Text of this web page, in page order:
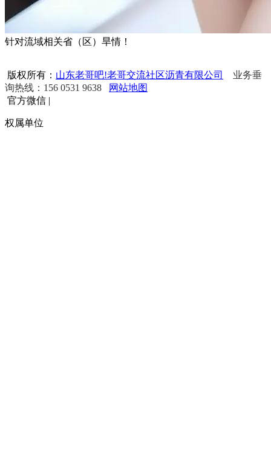
针对流域相关省（区）旱情！
版权所有： 山东老哥吧!老哥交流社区沥青有限公司
业务垂
询热线：156 0531 9638
网站地图
官方微信 |
权属单位